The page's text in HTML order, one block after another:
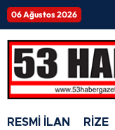
06 Ağustos 2026
RESMİ İLAN RİZE